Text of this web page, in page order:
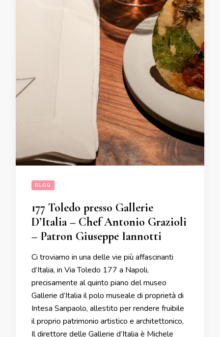
BLOG
177 Toledo presso Gallerie
D’Italia – Chef Antonio Grazioli
– Patron Giuseppe Iannotti
Ci troviamo in una delle vie più affascinanti
d’Italia, in Via Toledo 177 a Napoli,
precisamente al quinto piano del museo
Gallerie d’Italia il polo museale di proprietà di
Intesa Sanpaolo, allestito per rendere fruibile
il proprio patrimonio artistico e architettonico,
Il direttore delle Gallerie d’Italia è Michele